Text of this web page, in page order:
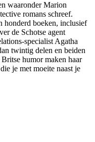
waaronder Marion
romans schreef.
honderd boeken, inclusief
de Schotse agent
specialist Agatha
twintig delen en beiden
humor maken haar
je met moeite naast je